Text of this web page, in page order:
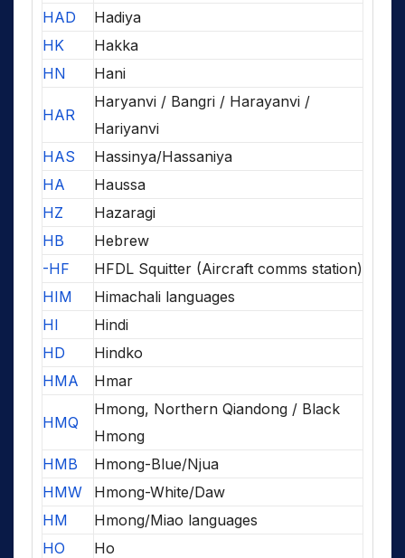
HAD
Hadiya
HK
Hakka
HN
Hani
HAR
Haryanvi / Bangri / Harayanvi /
Hariyanvi
HAS
Hassinya/Hassaniya
HA
Haussa
HZ
Hazaragi
HB
Hebrew
-HF
HFDL Squitter (Aircraft comms station)
HIM
Himachali languages
HI
Hindi
HD
Hindko
HMA
Hmar
HMQ
Hmong, Northern Qiandong / Black
Hmong
HMB
Hmong-Blue/Njua
HMW
Hmong-White/Daw
HM
Hmong/Miao languages
HO
Ho